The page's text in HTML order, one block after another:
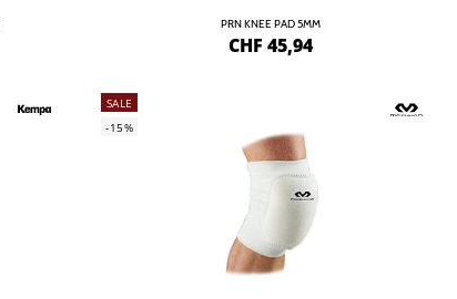
PRN KNEE PAD 5MM
CHF 45,94
SALE
-15%